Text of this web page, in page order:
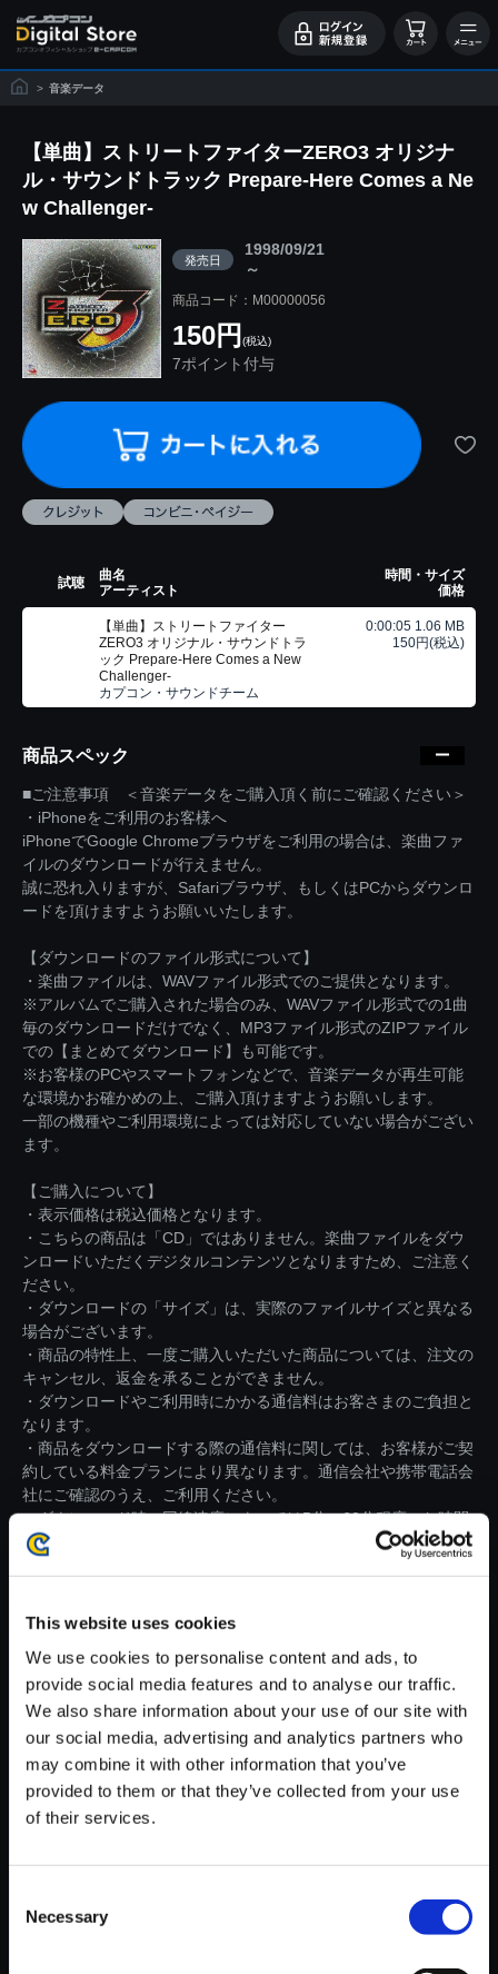
This website uses cookies
We use cookies to personalise content and ads, to
provide social media features and to analyse our traffic.
We also share information about your use of our site with
our social media, advertising and analytics partners who
may combine it with other information that you’ve
provided to them or that they’ve collected from your use
of their services.
Selection
Necessary
> 音楽データ
【単曲】ストリートファイターZERO3 オリジナ
ル・サウンドトラック Prepare-Here Comes a Ne
w Challenger-
発売日
1998/09/21
～
商品コード：M00000056
150円 (税込)
7ポイント付与
試聴
曲名
アーティスト
時間・サイズ
価格
【単曲】ストリートファイター
ZERO3 オリジナル・サウンドトラ
ック Prepare-Here Comes a New
Challenger-
カプコン・サウンドチーム
0:00:05 1.06 MB
150円(税込)
商品スペック
■ご注意事項 ＜音楽データをご購入頂く前にご確認ください＞
・iPhoneをご利用のお客様へ
iPhoneでGoogle Chromeブラウザをご利用の場合は、楽曲ファ
イルのダウンロードが行えません。
誠に恐れ入りますが、Safariブラウザ、もしくはPCからダウンロ
ードを頂けますようお願いいたします。
【ダウンロードのファイル形式について】
・楽曲ファイルは、WAVファイル形式でのご提供となります。
※アルバムでご購入された場合のみ、WAVファイル形式での1曲
毎のダウンロードだけでなく、MP3ファイル形式のZIPファイル
での【まとめてダウンロード】も可能です。
※お客様のPCやスマートフォンなどで、音楽データが再生可能
な環境かお確かめの上、ご購入頂けますようお願いします。
一部の機種やご利用環境によっては対応していない場合がござい
ます。
【ご購入について】
・表示価格は税込価格となります。
・こちらの商品は「CD」ではありません。楽曲ファイルをダウ
ンロードいただくデジタルコンテンツとなりますため、ご注意く
ださい。
・ダウンロードの「サイズ」は、実際のファイルサイズと異なる
場合がございます。
・商品の特性上、一度ご購入いただいた商品については、注文の
キャンセル、返金を承ることができません。
・ダウンロードやご利用時にかかる通信料はお客さまのご負担と
なります。
・商品をダウンロードする際の通信料に関しては、お客様がご契
約している料金プランにより異なります。通信会社や携帯電話会
社にご確認のうえ、ご利用ください。
・ダウンロード時、回線速度によっては5分～60分程度のお時間
がかかる場合がございます。
※ご購入いただいたファイルのダウンロードの際には、通信環境
【単曲】ストリートファイター
ZERO3 オリジナル・サウンド
150円